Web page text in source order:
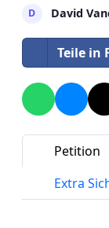
D David
Teile in
Petition
Extra